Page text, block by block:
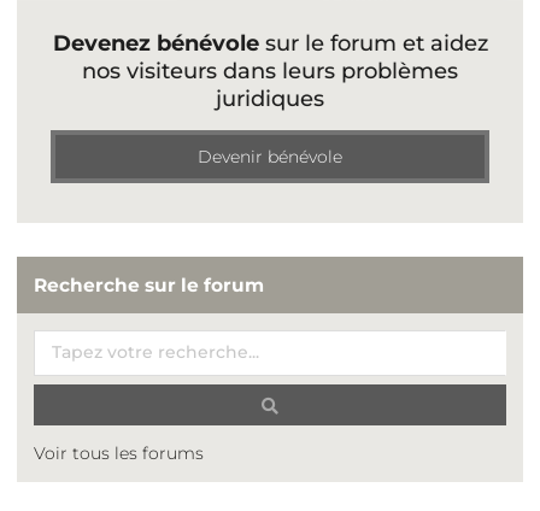
Devenez bénévolesur le forum et aidez
nos visiteurs dans leurs problèmes
juridiques
Devenir bénévole
Recherche sur le forum
Voir tous les forums